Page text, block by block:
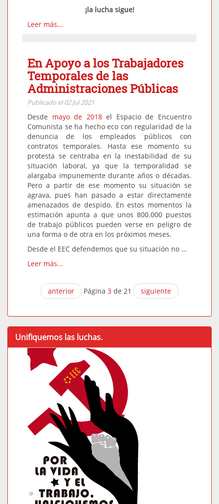
¡la lucha sigue!
Leer más...
En Apoyo a los Trabajadores
Temporales de las
Administraciones Públicas
Publicado el 02 Jul 2021
Desde mayo de 2018el Espacio de Encuentro
Comunista se ha hecho eco con regularidad de la
denuncia de los empleados públicos con
contratos temporales. Hasta ese momento su
protesta se centraba en la inestabilidad de su
situación laboral, ya que la temporalidad se
alargaba impunemente durante años o décadas.
Pero a partir de ese momento su situación se
agrava, pues han pasado a estar directamente
amenazados de despido. En estos momentos la
estimación apunta a que unos 800.000 puestos
de trabajo públicos pueden verse en peligro de
una forma o de otra en los próximos meses.
Desde el EEC defendemos que su situación no ...
Leer más...
anterior Página 3 de 21 siguiente
Unifiquemos las luchas.